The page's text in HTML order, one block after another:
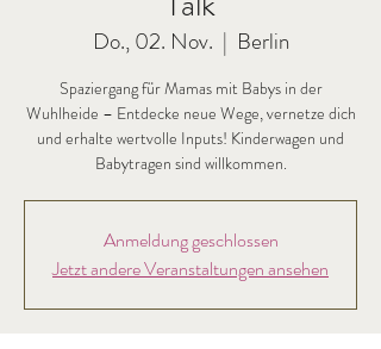
Do., 02. Nov.
  |
Berlin
Spaziergang für Mamas mit Babys in der
Wuhlheide – Entdecke neue Wege, vernetze dich
und erhalte wertvolle Inputs! Kinderwagen und
Babytragen sind willkommen.
Anmeldung geschlossen
Jetzt andere Veranstaltungen ansehen